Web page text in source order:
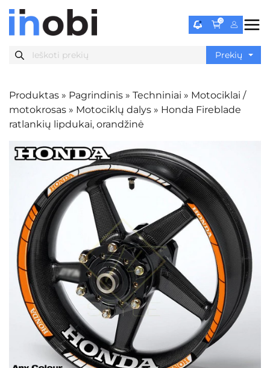
0
Produktas » Pagrindinis » Techniniai » Motociklai /
motokrosas » Motociklų dalys » Honda Fireblade
ratlankių lipdukai, orandžinė